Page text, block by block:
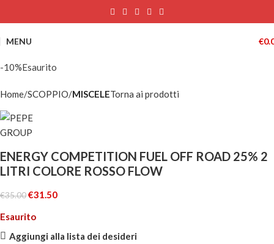
MENU €
-10%Esaurito
Home SCOPPIO MISCELETorna ai prodotti
ENERGY COMPETITION FUEL OFF ROAD 25% 2
LITRI COLORE ROSSO FLOW
€35.00€31.50
Esaurito
Aggiungi alla lista dei desideri